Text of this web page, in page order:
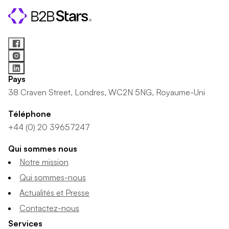
Pays
38 Craven Street, Londres, WC2N 5NG, Royaume-Uni
Téléphone
+44 (0) 20 39657247
Qui sommes nous
Notre mission
Qui sommes-nous
Actualités et Presse
Contactez-nous
Services